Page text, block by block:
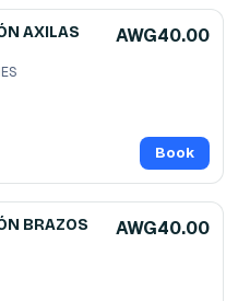
AXILAS AWG40.00
Book
BRAZOS AWG40.00